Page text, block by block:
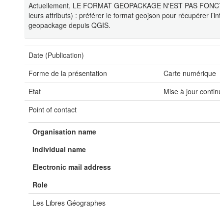
Actuellement, LE FORMAT GEOPACKAGE N'EST PAS
leurs attributs) : préférer le format geojson pour récupérer
geopackage depuis QGIS.
Date (Publication)
Forme de la présentation
Carte numérique
Etat
Mise à jour
Point of contact
Organisation name
Individual name
Electronic mail address
Role
Les Libres Géographes